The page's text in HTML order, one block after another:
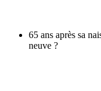
65 ans après sa
neuve ?